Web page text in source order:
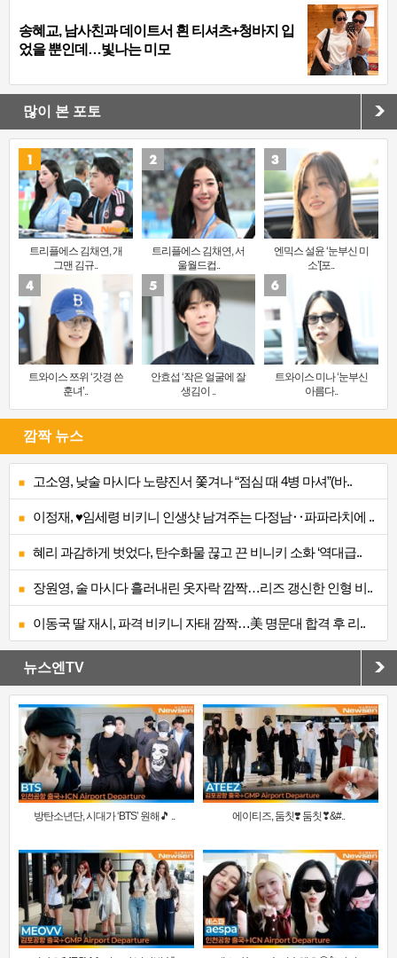
송혜교, 남사친과 데이트서 흰 티셔츠+청바지 입
었을 뿐인데…빛나는 미모
많이 본 포토
트리플에스 김채연, 개
그맨 김규..
트리플에스 김채연, 서
울월드컵..
엔믹스 설윤 ‘눈부신 미
소’[포..
트와이스 쯔위 ‘갓경 쓴
훈녀’..
안효섭 ‘작은 얼굴에 잘
생김이 ..
트와이스 미나 ‘눈부신
아름다..
깜짝 뉴스
고소영, 낮술 마시다 노량진서 쫓겨나 “점심 때 4병 마셔”(바..
이정재, ♥임세령 비키니 인생샷 남겨주는 다정남‥파파라치에 ..
혜리 과감하게 벗었다, 탄수화물 끊고 끈 비니키 소화 ‘역대급..
장원영, 술 마시다 흘러내린 옷자락 깜짝…리즈 갱신한 인형 비..
이동국 딸 재시, 파격 비키니 자태 깜짝…美 명문대 합격 후 리..
뉴스엔TV
방탄소년단, 시대가 ‘BTS’ 원해🎵 .. 에이티즈, 둠칫❣️ 둠칫❣&#..